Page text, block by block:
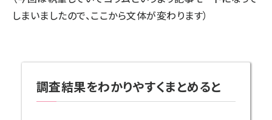
しまいましたので、ここから文体が変わります）
調査結果をわかりやすくまとめると